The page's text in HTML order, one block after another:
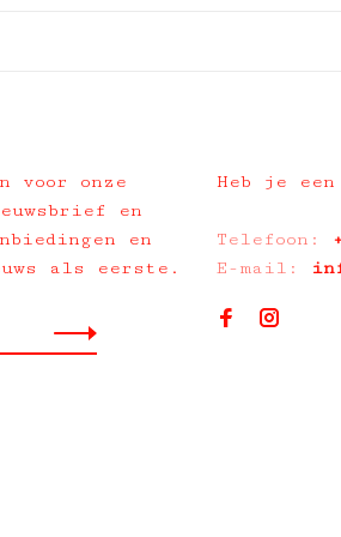
onze
en
en
als eerste.
Heb je een
Telefoon:
E-mail: